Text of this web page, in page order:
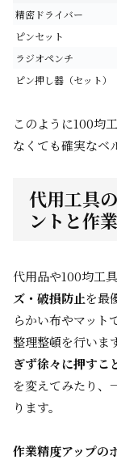
精密ドライバー
ピンセット
ラジオペンチ
ピン押し器（セット）
このように100均
なくても確実なベ
代用工具
ントと作
代用品や100均工
ズ・破損防止を最
らかい布やマット
整理整頓を行いま
ぎず徐々に押すこ
を変えてみたり、
ります。
作業精度アップの